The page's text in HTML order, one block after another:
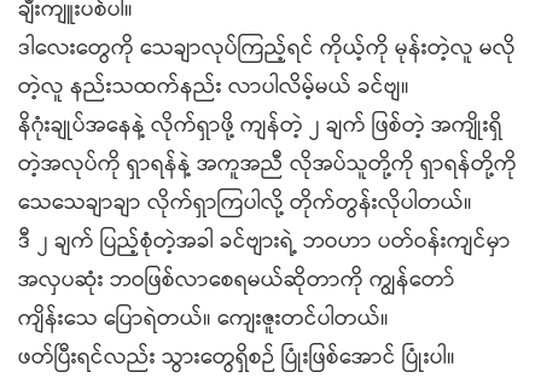
ချီးကျူးပစ်ပါ။
ဒါလေးတွေကို သေချာလုပ်ကြည့်ရင် ကိုယ့်ကို မုန်းတဲ့လူ မလို
တဲ့လူ နည်းသထက်နည်း လာပါလိမ့်မယ် ခင်ဗျ။
နိဂုံးချုပ်အနေနဲ့ လိုက်ရှာဖို့ ကျန်တဲ့ ၂ ချက် ဖြစ်တဲ့ အကျိုးရှိ
တဲ့အလုပ်ကို ရှာရန်နဲ့ အကူအညီ လိုအပ်သူတို့ကို ရှာရန်တို့ကို
သေသေချာချာ လိုက်ရှာကြပါလို့ တိုက်တွန်းလိုပါတယ်။
ဒီ ၂ ချက် ပြည့်စုံတဲ့အခါ ခင်ဗျားရဲ့ ဘဝဟာ ပတ်ဝန်းကျင်မှာ
အလှပဆုံး ဘဝဖြစ်လာစေရမယ်ဆိုတာကို ကျွန်တော်
ကျိန်းသေ ပြောရဲတယ်။ ကျေးဇူးတင်ပါတယ်။
ဖတ်ပြီးရင်လည်း သွားတွေရှိစဉ် ပြုံးဖြစ်အောင် ပြုံးပါ။